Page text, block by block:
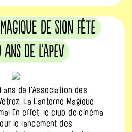
de Sion fête
de L'APEV
ans de l'Association des
La Lanterne Magique
En effet, le club de cinéma
le lancement des